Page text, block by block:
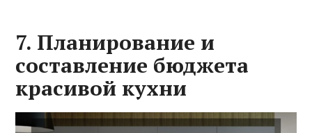
7. Планирование и
составление бюджета
красивой кухни